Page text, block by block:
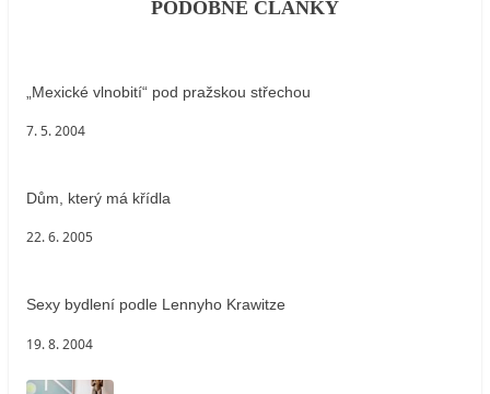
PODOBNÉ ČLÁNKY
„Mexické vlnobití“ pod pražskou střechou
7. 5. 2004
Dům, který má křídla
22. 6. 2005
Sexy bydlení podle Lennyho Krawitze
19. 8. 2004